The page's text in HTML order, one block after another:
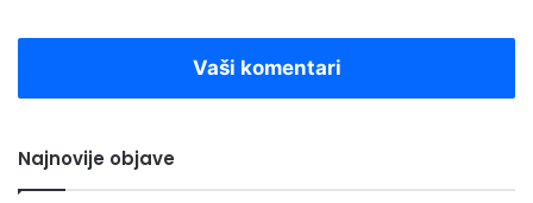
Vaši komentari
Najnovije objave